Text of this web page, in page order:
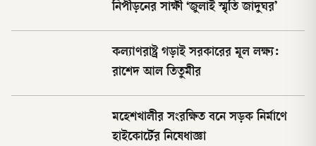
নিপীড়নের সাক্ষী ‘জুলাই স্মৃতি জাদুঘর’
কল্যাণরাষ্ট্র গড়াই সরকারের মূল লক্ষ্য:
রাশেদ আল তিতুমীর
মহেশখালীর সংরক্ষিত বনে সড়ক নির্মাণে
হাইকোর্টের নিষেধাজ্ঞা